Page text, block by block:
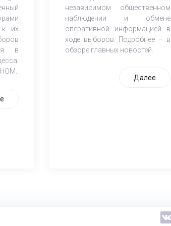
к их
в
независимом общественном
наблюдении и обмене
оперативной информацией в
ходе выборов. Подробнее – в
обзоре главных новостей.
Далее